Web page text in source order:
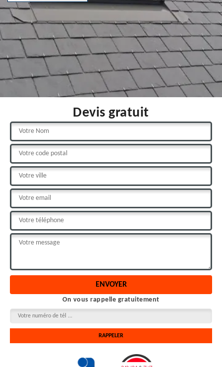
Devis gratuit
On vous rappelle gratuitement